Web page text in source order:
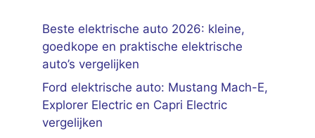
Beste elektrische auto 2026: kleine,
goedkope en praktische elektrische
auto’s vergelijken
Ford elektrische auto: Mustang Mach-E,
Explorer Electric en Capri Electric
vergelijken